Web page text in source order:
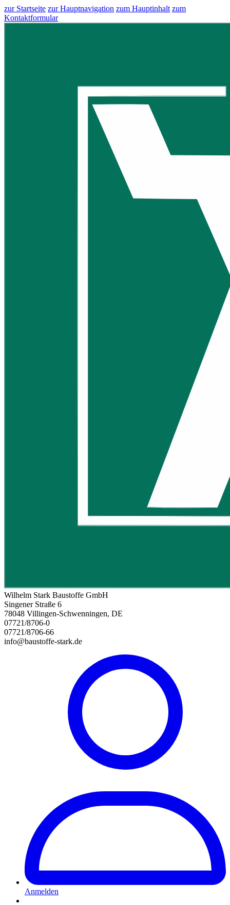
zur Startseite zur Hauptnavigation zum Hauptinhalt zum
Kontaktformular
Wilhelm Stark Baustoffe GmbH
Singener Straße 6
78048 Villingen-Schwenningen, DE
07721/8706-0
07721/8706-66
info@baustoffe-stark.de
Anmelden